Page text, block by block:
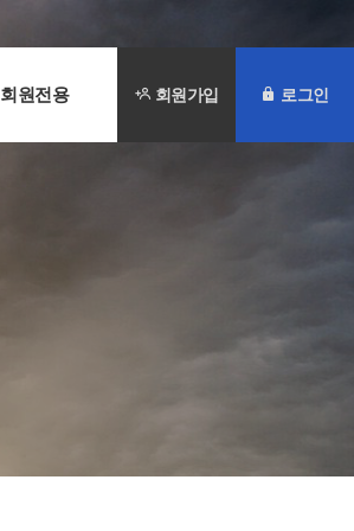
회원전용 회원가입 로그인